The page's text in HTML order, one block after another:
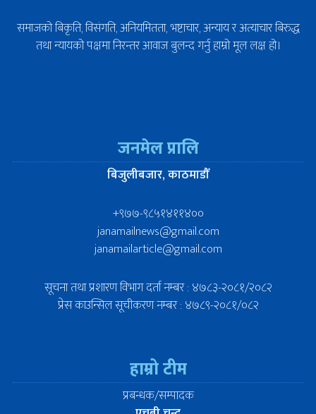
समाजको बिकृति, विसंगति, अनियमितता, भष्टाचार, अन्याय र अत्याचार बिरुद्ध
तथा न्यायको पक्षमा निरन्तर आवाज बुलन्द गर्नु हाम्रो मूल लक्ष हो।
जनमेल प्रालि
बिजुलीबजार, काठमाडौँ
+९७७-९८५१४११४००
janamailnews@gmail.com
janamailarticle@gmail.com
सूचना तथा प्रशारण विभाग दर्ता नम्बर : ४७८३-२०८१/२०८२
प्रेस काउन्सिल सूचीकरण नम्बर : ४७८९-२०८१/०८२
हाम्रो टीम
प्रबन्धक/सम्पादक